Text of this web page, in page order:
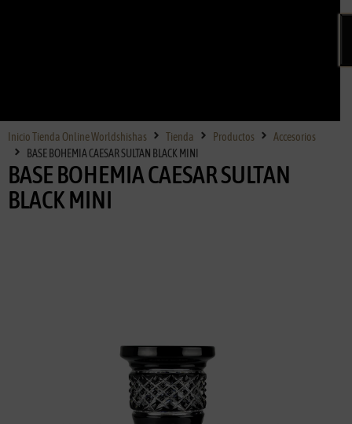
Inicio Tienda Online Worldshishas Tienda Productos
Accesorios
BASE BOHEMIA CAESAR SULTAN BLACK MINI
BASE BOHEMIA CAESAR SULTAN
BLACK MINI